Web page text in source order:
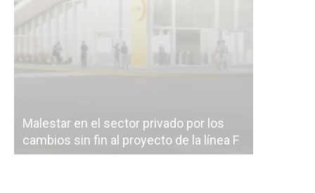
Malestar en el sector privado por los
cambios sin fin al proyecto de la línea F